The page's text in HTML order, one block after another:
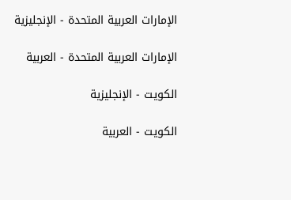
الإمارات العربية المتحدة - الإنجليزية
الإمارات العربية المتحدة - العربية
الكويت - الإنجليزية
الكويت - العربية